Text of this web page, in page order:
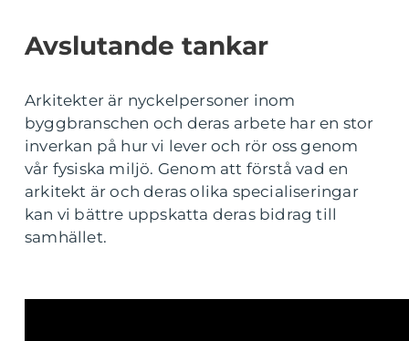
Avslutande tankar
Arkitekter är nyckelpersoner inom
byggbranschen och deras arbete har en stor
inverkan på hur vi lever och rör oss genom
vår fysiska miljö. Genom att förstå vad en
arkitekt är och deras olika specialiseringar
kan vi bättre uppskatta deras bidrag till
samhället.